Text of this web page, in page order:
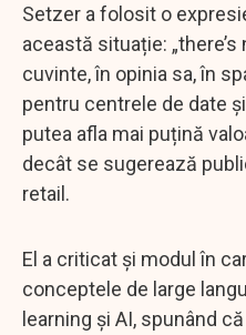
Setzer a folosit o
această situație:
cuvinte, în opinia sa, în
pentru centrele de date
putea afla mai puțină
decât se sugerează
retail.
El a criticat și modul în
conceptele de large
learning și AI, spunând